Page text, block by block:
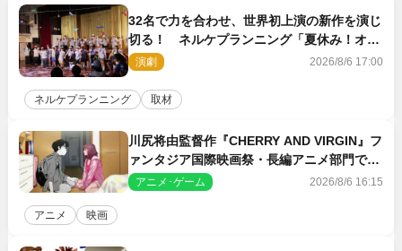
32名で力を合わせ、世界初上演の新作を演じ
切る！ ネルケプランニング「夏休み！オ
ン・ワークショップ2026」レポート【最終
日】
演劇 2026/8/6 17:00
ネルケプランニング 取材
川尻将由監督作『CHERRY AND VIRGIN』フ
ァンタジア国際映画祭・長編アニメ部門で観
客賞・金賞受賞！
アニメ･ゲーム 2026/8/6 16:15
アニメ 映画